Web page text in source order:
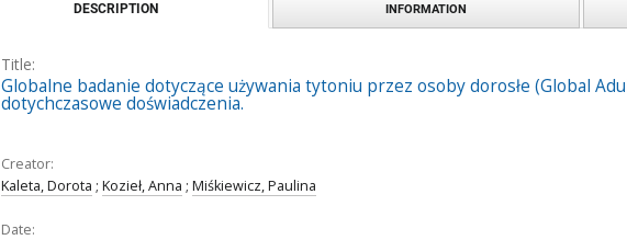
DESCRIPTION INFORMATION
Title:
Globalne badanie dotyczące używania tytoniu przez osoby dorosłe (Global
dotychczasowe doświadczenia.
Creator:
Kaleta, Dorota ; Kozieł, Anna ; Miśkiewicz, Paulina
Date: